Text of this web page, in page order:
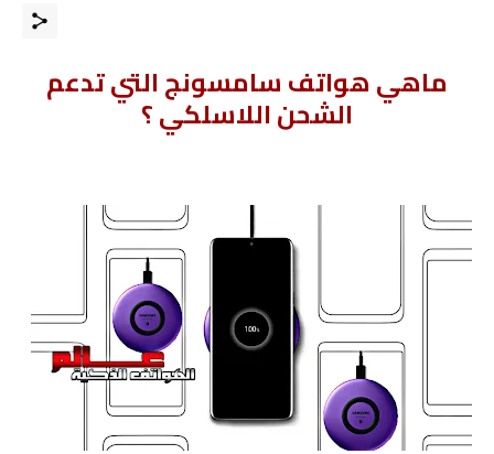
ماهي هواتف سامسونج التي تدعم
الشحن اللاسلكي ؟